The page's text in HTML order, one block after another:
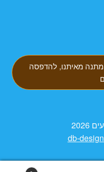
מתנה מאיתנו, להדפסה